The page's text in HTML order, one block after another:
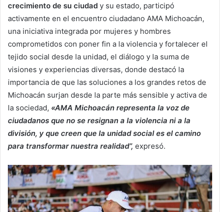
crecimiento de su ciudad y su estado, participó
activamente en el encuentro ciudadano AMA Michoacán,
una iniciativa integrada por mujeres y hombres
comprometidos con poner fin a la violencia y fortalecer el
tejido social desde la unidad, el diálogo y la suma de
visiones y experiencias diversas, donde destacó la
importancia de que las soluciones a los grandes retos de
Michoacán surjan desde la parte más sensible y activa de
la sociedad, «AMA Michoacán representa la voz de
ciudadanos que no se resignan a la violencia ni a la
división, y que creen que la unidad social es el camino
para transformar nuestra realidad”, expresó.